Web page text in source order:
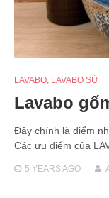
LAVABO LAVABO SỨ
Lavabo
Đây chính là điểm
Các ưu điểm của
5 YEARSAGO